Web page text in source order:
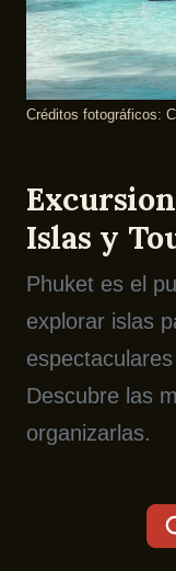
Créditos fotográficos:
Islas y
Phuket es el
explorar islas
Descubre las
organizarlas.